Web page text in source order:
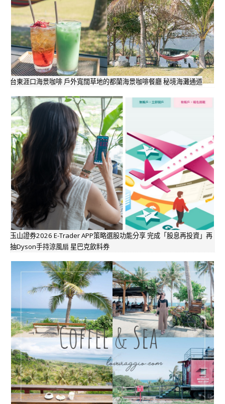
台東涯口海景咖啡 戶外寬闊草地的都蘭海景咖啡餐廳 秘境海灘通道
玉山證券2026 E-Trader APP策略選股功能分享 完成「股息再投資」再
抽Dyson手持涼風扇 星巴克飲料券